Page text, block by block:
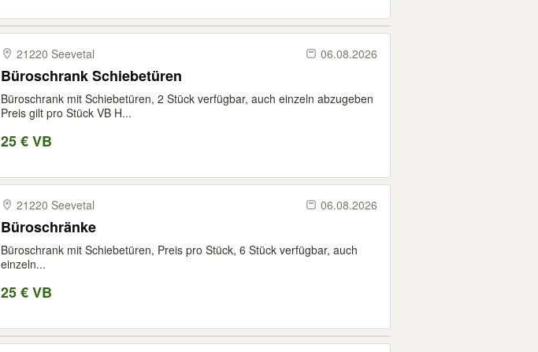
21220 Seevetal 06.08.2026
Büroschrank Schiebetüren
Büroschrank mit Schiebetüren, 2 Stück verfügbar, auch einzeln abzugeben
Preis gilt pro Stück VB H...
25 € VB
21220 Seevetal 06.08.2026
Büroschränke
Büroschrank mit Schiebetüren, Preis pro Stück, 6 Stück verfügbar, auch
einzeln...
25 € VB